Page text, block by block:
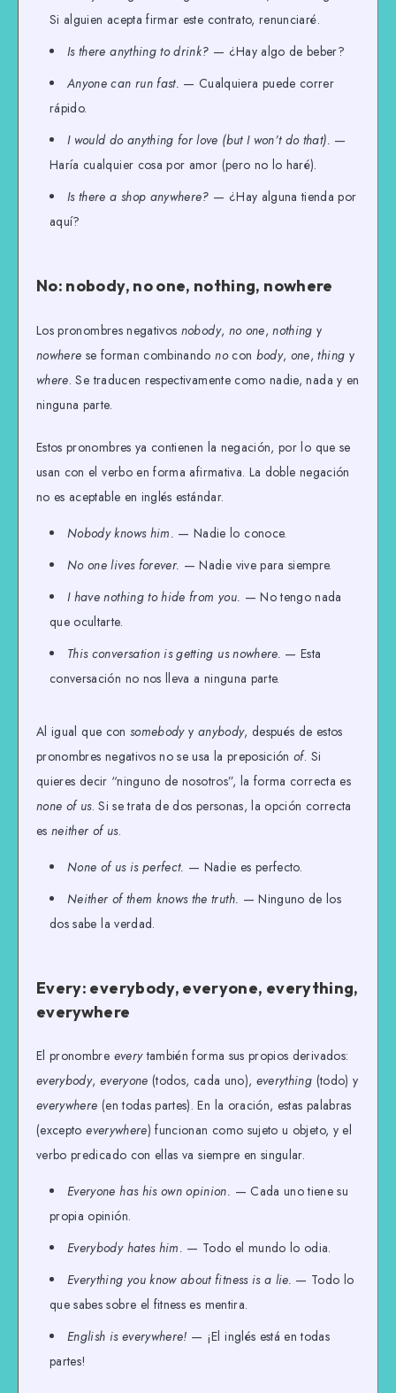
Si alguien acepta firmar este contrato, renunciaré.
Is there anything to drink? — ¿Hay algo de beber?
Anyone can run fast. — Cualquiera puede correr
rápido.
I would do anything for love (but I won’t do that). —
Haría cualquier cosa por amor (pero no lo haré).
Is there a shop anywhere? — ¿Hay alguna tienda por
aquí?
No: nobody, no one, nothing, nowhere
Los pronombres negativos nobody, no one,nothing y
nowhere se forman combinandonocon body, one,thing y
where. Se traducen respectivamente como nadie, nada y en
ninguna parte.
Estos pronombres ya contienen la negación, por lo que se
usan con el verbo en forma afirmativa. La doble negación
no es aceptable en inglés estándar.
Nobody knows him. — Nadie lo conoce.
No one lives forever. — Nadie vive para siempre.
I have nothing to hide from you. — No tengo nada
que ocultarte.
This conversation is getting us nowhere. — Esta
conversación no nos lleva a ninguna parte.
Al igual que con somebodyy anybody, después de estos
pronombres negativos no se usa la preposiciónof. Si
quieres decir “ninguno de nosotros”, la forma correcta es
none of us. Si se trata de dos personas, la opción correcta
esneither of us.
None of us is perfect. — Nadie es perfecto.
Neither of them knows the truth. — Ninguno de los
dos sabe la verdad.
Every: everybody, everyone, everything,
everywhere
El pronombre everytambién forma sus propios derivados:
everybody, everyone (todos, cada uno), everything (todo) y
everywhere (en todas partes). En la oración, estas palabras
(exceptoeverywhere) funcionan como sujeto u objeto, y el
verbo predicado con ellas va siempre en singular.
Everyone has his own opinion. — Cada uno tiene su
propia opinión.
Everybody hates him. — Todo el mundo lo odia.
Everything you know about fitness is a lie. — Todo lo
que sabes sobre el fitness es mentira.
English is everywhere! — ¡El inglés está en todas
partes!